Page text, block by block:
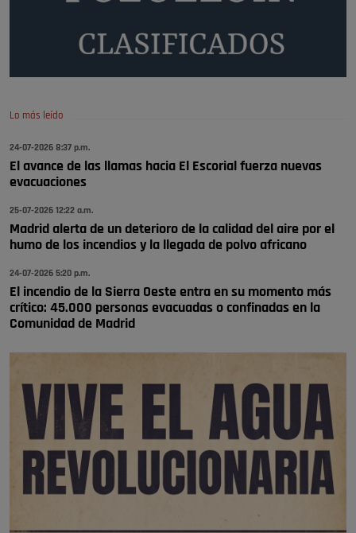
Pozuelo de Alarcón
🔴 EXCLUSIVA | El comisario de la …
Pozuelo de Alarcón
Y ese quien es, apenas se ven patrullas en la estación, como si se van
todos, no vamos a notar …
Pozuelo de Alarcón
🔴 EXCLUSIVA | El comisario de la …
Lo más leído
24-07-2026 8:37 p.m.
El avance de las llamas hacia El Escorial fuerza nuevas
evacuaciones
25-07-2026 12:22 a.m.
Madrid alerta de un deterioro de la calidad del aire por el
humo de los incendios y la llegada de polvo africano
24-07-2026 5:20 p.m.
El incendio de la Sierra Oeste entra en su momento más
crítico: 45.000 personas evacuadas o confinadas en la
Comunidad de Madrid